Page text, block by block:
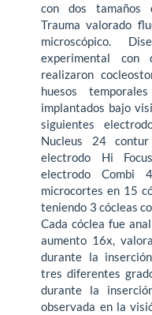
con dos tamaños
Trauma valorado
microscópico.
experimental con
realizaron
huesos
implantados bajo
siguientes
Nucleus 24
electrodo Hi
electrodo Combi
microcortes en 15
teniendo 3 cócleas
Cada cóclea fue
aumento 16x,
durante la
tres diferentes
durante la
observada en la